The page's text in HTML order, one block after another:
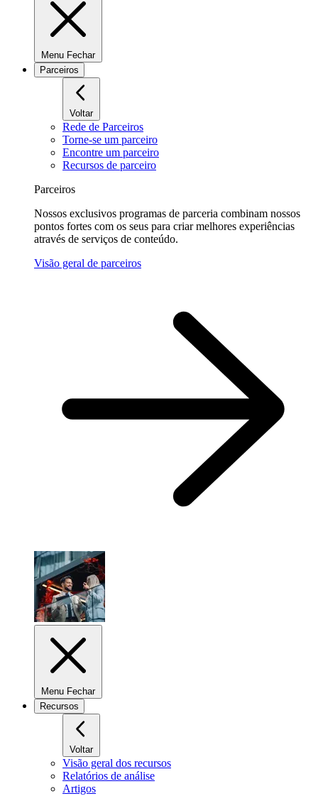
Menu Fechar
Parceiros
Voltar
Rede de Parceiros
Torne-se um parceiro
Encontre um parceiro
Recursos de parceiro
Parceiros
Nossos exclusivos programas de parceria combinam nossos
pontos fortes com os seus para criar melhores experiências
através de serviços de conteúdo.
Visão geral de parceiros
Menu Fechar
Recursos
Voltar
Visão geral dos recursos
Relatórios de análise
Artigos